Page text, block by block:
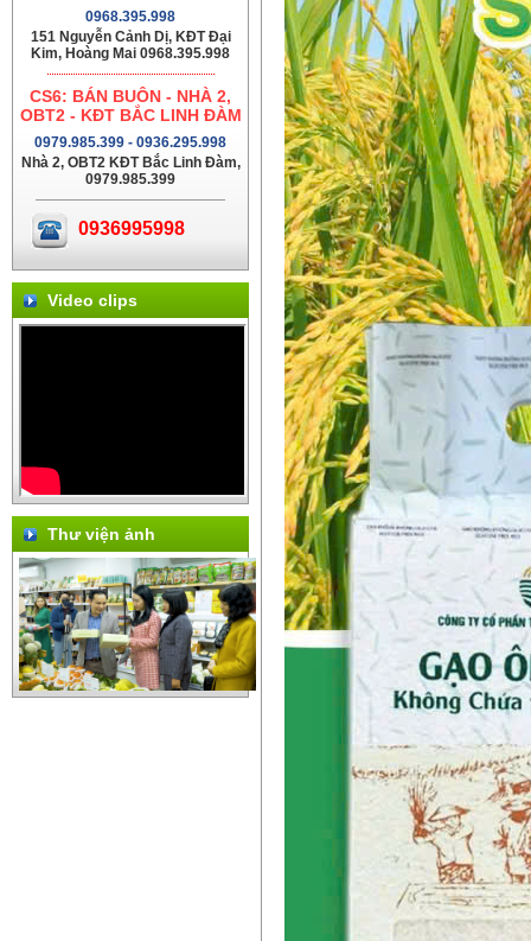
0968.395.998
151 Nguyễn Cảnh Dị, KĐT Đại
Kim, Hoàng Mai 0968.395.998
CS6: BÁN BUÔN - NHÀ 2,
OBT2 - KĐT BẮC LINH ĐÀM
0979.985.399 - 0936.295.998
Nhà 2, OBT2 KĐT Bắc Linh Đàm,
0979.985.399
0936995998
Video clips
Thư viện ảnh